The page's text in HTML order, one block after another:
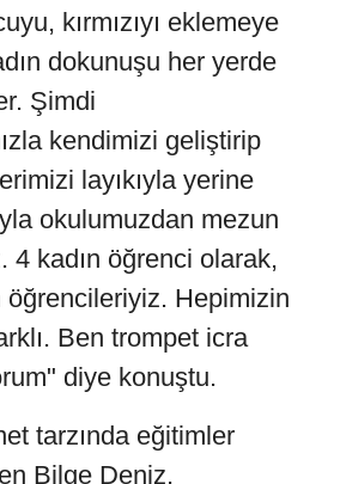
kırmızıyı eklemeye
dokunuşu her yerde
Şimdi
kendimizi geliştirip
layıkıyla yerine
okulumuzdan mezun
4 kadın öğrenci olarak,
öğrencileriyiz. Hepimizin
Ben trompet icra
diye konuştu.
tarzında eğitimler
Bilge Deniz,